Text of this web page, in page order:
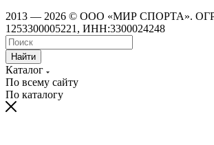
2013 — 2026 © ООО «МИР СПОРТА».
1253300005221, ИНН:3300024248
Найти
Каталог
По всему сайту
По каталогу